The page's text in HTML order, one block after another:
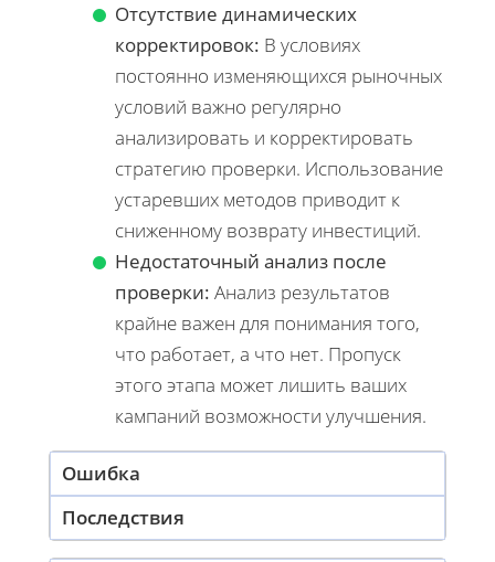
Отсутствие динамических
корректировок: В условиях
постоянно изменяющихся рыночных
условий важно регулярно
анализировать и корректировать
стратегию проверки. Использование
устаревших методов приводит к
сниженному возврату инвестиций.
Недостаточный анализ после
проверки: Анализ результатов
крайне важен для понимания того,
что работает, а что нет. Пропуск
этого этапа может лишить ваших
кампаний возможности улучшения.
Ошибка
Последствия